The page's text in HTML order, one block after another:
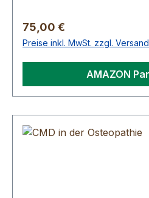
Regulärer Preis:
75,00 €
Preise inkl. MwSt. zzgl.
AMAZON